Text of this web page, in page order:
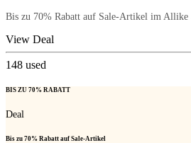
Bis zu 70% Rabatt auf Sale-Artikel im Allike
View Deal
148 used
BIS ZU 70% RABATT
Deal
Bis zu 70% Rabatt auf Sale-Artikel